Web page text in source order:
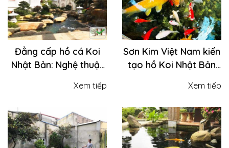
Đẳng cấp hồ cá Koi
Nhật Bản: Nghệ thuật
Sơn Kim Việt Nam
Xem tiếp
Sơn Kim Việt Nam kiến
tạo hồ Koi Nhật Bản
khỏe - Vườn xinh -
Không gian đẳng cấp
Xem tiếp